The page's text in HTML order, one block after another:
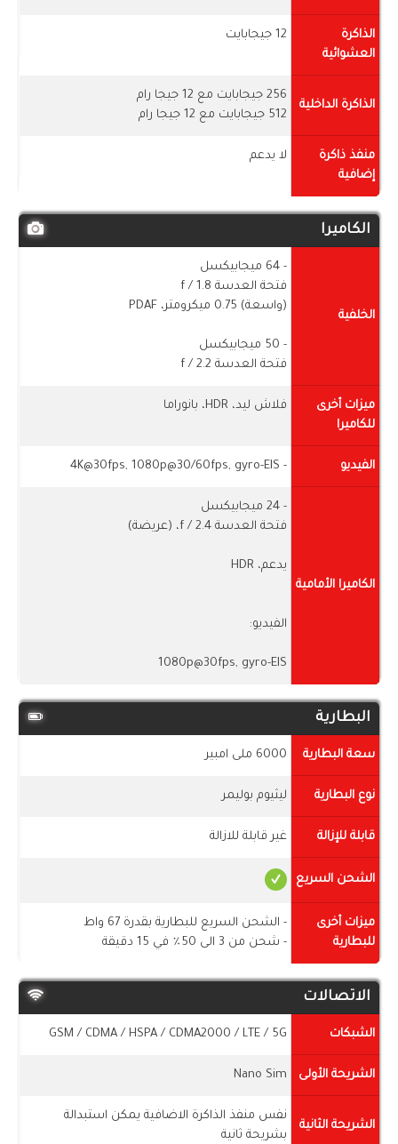
الذاكرة
العشوائية
12 جيجابايت
الذاكرة الداخلية
256 جيجابايت مع 12 جيجا رام
512 جيجابايت مع 12 جيجا رام
منفذ ذاكرة
إضافية
لا يدعم
الكاميرا
الخلفية
- 64 ميجابيكسل
فتحة العدسة f / 1.8
(واسعة) 0.75 ميكرومتر، PDAF
- 50 ميجابيكسل
فتحة العدسة f / 2.2
ميزات أخرى
للكاميرا
فلاش ليد، HDR، بانوراما
الفيديو - 4K@30fps, 1080p@30/60fps, gyro-EIS
الكاميرا الأمامية
- 24 ميجابيكسل
فتحة العدسة f / 2.4، (عريضة)
يدعم، HDR
الفيديو:
1080p@30fps, gyro-EIS
البطارية
سعة البطارية 6000 ملى امبير
نوع البطارية ليثيوم بوليمر
قابلة للإزالة غير قابلة للازالة
الشحن السريع
ميزات أخرى
للبطارية
- الشحن السريع للبطارية بقدرة 67 واط
- شحن من 3 الى 50٪ في 15 دقيقة
الاتصالات
الشبكات GSM / CDMA / HSPA / CDMA2000 / LTE / 5G
الشريحة الأولى Nano Sim
الشريحة الثانية
نفس منفذ الذاكرة الاضافية يمكن استبدالة
بشريحة ثانية